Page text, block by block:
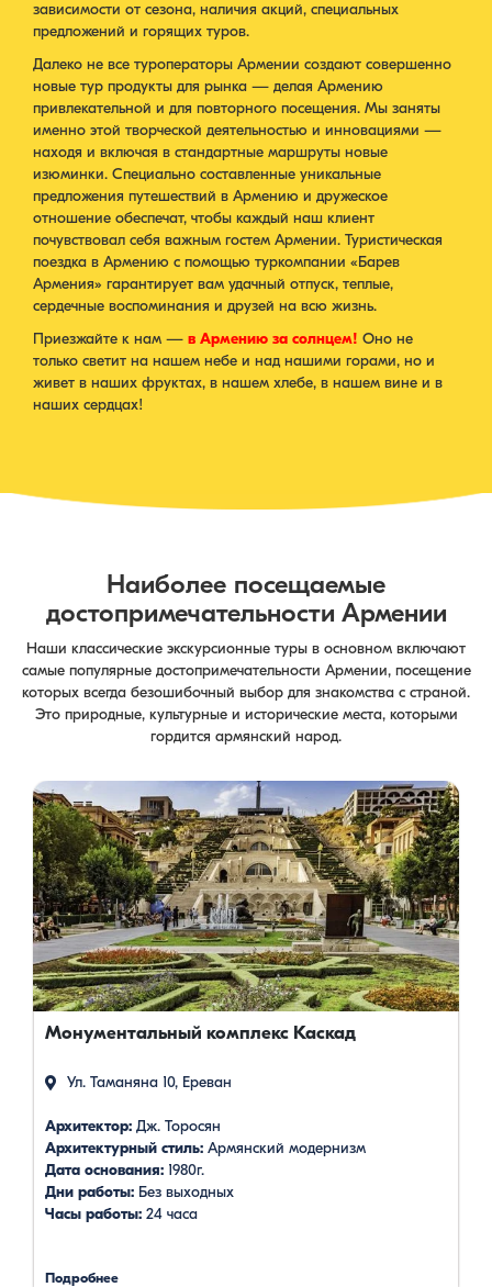
зависимости от сезона, наличия акций, специальных
предложений и горящих туров.
Далеко не все туроператоры Армении создают совершенно
новые тур продукты для рынка — делая Армению
привлекательной и для повторного посещения. Мы заняты
именно этой творческой деятельностью и инновациями —
находя и включая в стандартные маршруты новые
изюминки. Специально составленные уникальные
предложения путешествий в Армению и дружеское
отношение обеспечат, чтобы каждый наш клиент
почувствовал себя важным гостем Армении. Туристическая
поездка в Армению с помощью туркомпании «Барев
Армения» гарантирует вам удачный отпуск, теплые,
сердечные воспоминания и друзей на всю жизнь.
Приезжайте к нам — в Армению за солнцем! Оно не
только светит на нашем небе и над нашими горами, но и
живет в наших фруктах, в нашем хлебе, в нашем вине и в
наших сердцах!
Наиболее посещаемые
достопримечательности Армении
Наши классические экскурсионные туры в основном включают
самые популярные достопримечательности Армении, посещение
которых всегда безошибочный выбор для знакомства с страной.
Это природные, культурные и исторические места, которыми
гордится армянский народ.
Монументальный комплекс Каскад
Ул. Таманяна 10, Ереван
Архитектор: Дж. Торосян
Архитектурный стиль: Армянский модернизм
Дата основания: 1980г.
Дни работы: Без выходных
Часы работы: 24 часа
Подробнее